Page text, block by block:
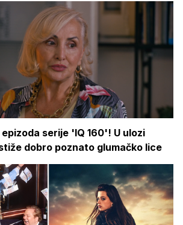
serije 'IQ 160'! U ulozi
dobro poznato glumačko lice